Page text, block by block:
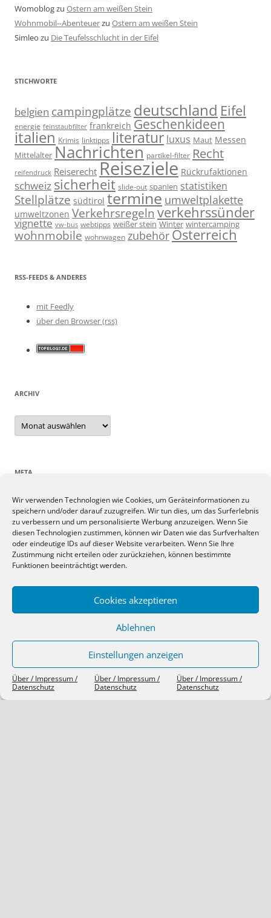
Wir verwenden Technologien wie Cookies, um Geräteinformationen zu
speichern und/oder darauf zuzugreifen. Wir tun dies, um das Surferlebnis
zu verbessern und um personalisierte Werbung anzuzeigen. Wenn Sie
diesen Technologien zustimmen, können wir Daten wie das Surfverhalten
oder eindeutige IDs auf dieser Website verarbeiten. Wenn Sie Ihre
Zustimmung nicht erteilen oder zurückziehen, können bestimmte
Funktionen beeinträchtigt werden.
Cookies akzeptieren
Ablehnen
Einstellungen anzeigen
Über / Impressum /
Datenschutz
Über / Impressum /
Datenschutz
Über / Impressum /
Datenschutz
Womoblogzu Ostern am weißen Stein
Wohnmobil--Abenteuerzu Ostern am weißen Stein
Simleo zu Die Teufelsschlucht in der Eifel
STICHWORTE
belgien campingplätze deutschland Eifel
energie feinstaubfilter frankreich Geschenkideen
italien Krimis linktipps literatur luxus Maut Messen
Mittelalter Nachrichten partikel-filter Recht
reifendruck Reiserecht Reiseziele Rückrufaktionen
schweiz sicherheit slide-out spanien statistiken
Stellplätze südtirol termine umweltplakette
umweltzonen Verkehrsregeln verkehrssünder
vignette vw-bus webtipps weißer stein Winter wintercamping
wohnmobile wohnwagen zubehör Österreich
RSS-FEEDS & ANDERES
mit Feedly
über den Browser (rss)
ARCHIV
Archiv
META
Anmelden
Eintrags-Feed
Kommentar-Feed
WordPress.org
SIEBEN TAGE, SIEBEN THEMEN